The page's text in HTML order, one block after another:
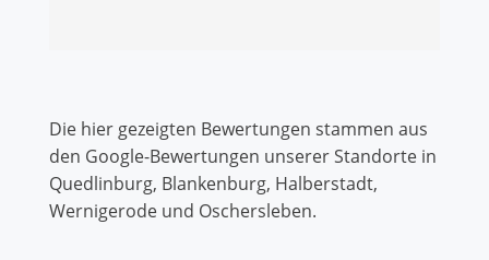
Die hier gezeigten Bewertungen stammen aus
den Google-Bewertungen unserer Standorte in
Quedlinburg, Blankenburg, Halberstadt,
Wernigerode und Oschersleben.